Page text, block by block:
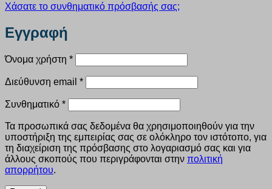
Χάσατε το συνθηματικό πρόσβασής σας;
Εγγραφή
Όνομα χρήστη *Απαιτείται
Διεύθυνση email *Απαιτείται
Συνθηματικό *Απαιτείται
Τα προσωπικά σας δεδομένα θα χρησιμοποιηθούν για την
υποστήριξη της εμπειρίας σας σε ολόκληρο τον ιστότοπο, για
τη διαχείριση της πρόσβασης στο λογαριασμό σας και για
άλλους σκοπούς που περιγράφονται στην πολιτική
απορρήτου.